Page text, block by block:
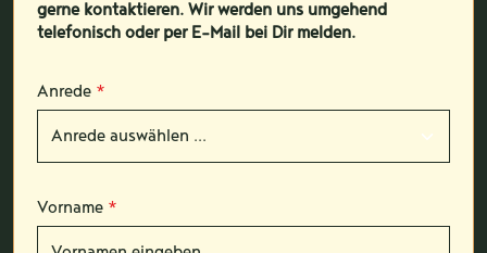
gerne kontaktieren. Wir werden uns umgehend
telefonisch oder per E-Mail bei Dir melden.
Anrede *
Vorname *